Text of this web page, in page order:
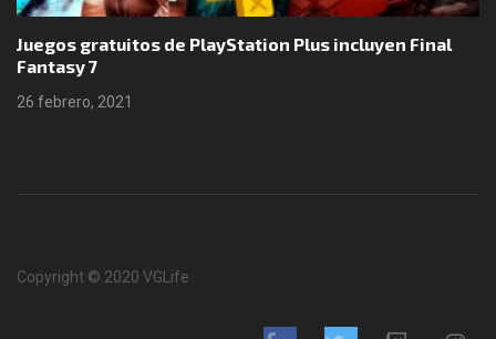
Juegos gratuitos de PlayStation Plus incluyen Final
Fantasy 7
26 febrero, 2021
Copyright © 2020 VGLife